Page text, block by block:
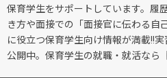
保育学生をサポートしています。履
き方や面接での「面接官に伝わる自
に役立つ保育学生向け情報が満載!!
公開中。保育学生の就職・就活なら